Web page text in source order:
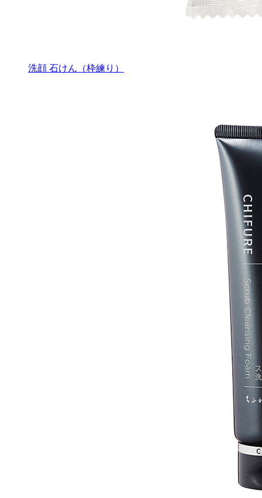
洗顔 石けん（枠練り）